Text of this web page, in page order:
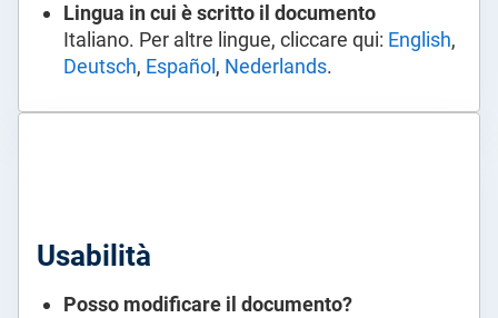
Lingua in cui è scritto il documento
Italiano. Per altre lingue, cliccare qui: English,
Deutsch, Español , Nederlands.
Usabilità
Posso modificare il documento?